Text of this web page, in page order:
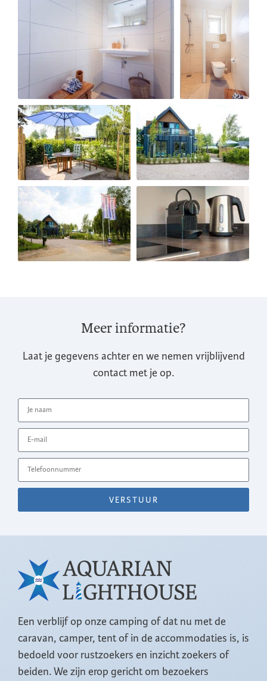
Meer informatie?
Laat je gegevens achter en we nemen vrijblijvend
contact met je op.
VERSTUUR
Een verblijf op onze camping of dat nu met de
caravan, camper, tent of in de accommodaties is, is
bedoeld voor rustzoekers en inzicht zoekers of
beiden. We zijn erop gericht om bezoekers